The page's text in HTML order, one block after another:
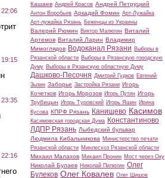
Кашаев Андрей Красов Андрей Петруцкий
Антон Воробьев Аркадий Фомин Арт-Лужайка
Арт-лужайка Рязань Беженцы из Украины
Валерий Рюмин Виктор Малюгин Виталий
Артемов Виталий Ларин Владимир
Мимоглядов Водоканал Рязани Выборы в
Рязанской области Выборы в Рязанскую городскую
Думу Выборы в Рязанскую областную Думу
Дашково-Песочня Дмитрий Гудков Евгений
Зызин Заборье Застройка Рязани Игорь
Кочетков Игорь Морозов Игорь Путин Игорь
Трубицын Игорь Туровский Игорь Яшин Ирина
Кусова КПРФ Рязань Канищево Касимов
Касимовская городская Дума Константиново
ЛДПР Рязань Лыбедский бульвар
Людмила Кибальникова Министерство печати
Рязанской области Минлесхоз Рязанской области
Михаил Малахов Михаил Пронин Мост через Оку
Николай Булаев Николай Пилюгин Олег
Булеков Олег Ковалев Олег Шишов